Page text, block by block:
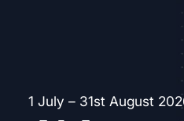
1 July – 31st August